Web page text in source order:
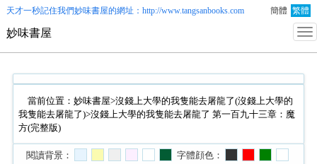
天才一秒記住我們妙味書屋的網址：http://www.tangsanbooks.com 簡體 繁體
妙味書屋
當前位置： 妙味書屋>沒錢上大學的我隻能去屠龍了(沒錢上大學的
我隻能去屠龍了)>沒錢上大學的我隻能去屠龍了 第一百九十三章：魔
方(完整版)
閱讀背景：
字體顔色：